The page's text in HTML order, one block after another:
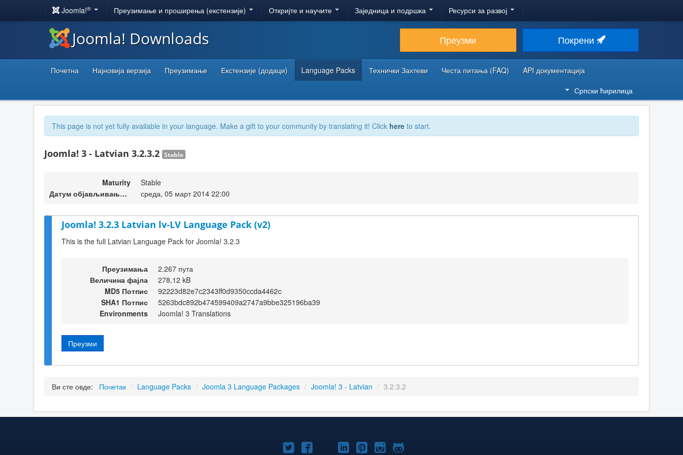
Joomla!® Преузимање и проширења (екстензије) Откријте и научите Заједница и подршка Ресурси за развој
Joomla! Downloads Преузми Покрени
Почетна Најновија верзија Преузимање Екстензије (додаци) Language Packs Технички Захтеви Честа питања (FAQ)
API документација
Српски ћирилица
This page is not yet fully available in your language. Make a gift to your community by translating it! Click here to start.
Joomla! 3 - Latvian 3.2.3.2 Stable
Maturity
Stable
Датум објављивања верзије
среда, 05 март 2014 22:00
Joomla! 3.2.3 Latvian lv-LV Language Pack (v2)
This is the full Latvian Language Pack for Joomla! 3.2.3
Преузимања
2.267 пута
Величина фајла
278,12 kB
MD5 Потпис
92223d82e7c2343ff0d9350ccda4462c
SHA1 Потпис
5263bdc892b474599409a2747a9bbe325196ba39
Environments
Joomla! 3 Translations
Преузми
Ви сте овде: Почетак / Language Packs / Joomla 3 Language Packages / Joomla! 3 - Latvian / 3.2.3.2
Joomla!Joomla!Joomla!
Joomla!Joomla!
Joomla!Joomla!